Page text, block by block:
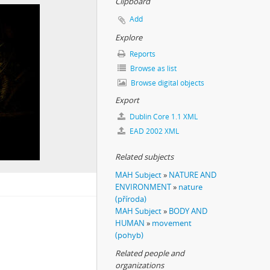
temného turisty
Add
Explore
Reports
Browse as list
Browse digital objects
Export
Dublin Core 1.1 XML
EAD 2002 XML
Related subjects
MAH Subject» NATURE AND
ENVIRONMENT» nature
(příroda)
MAH Subject» BODY AND
HUMAN » movement
(pohyb)
Related people and
organizations